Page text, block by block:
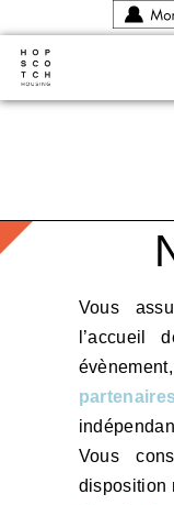
Vous
l’accueil
Vous
disposition